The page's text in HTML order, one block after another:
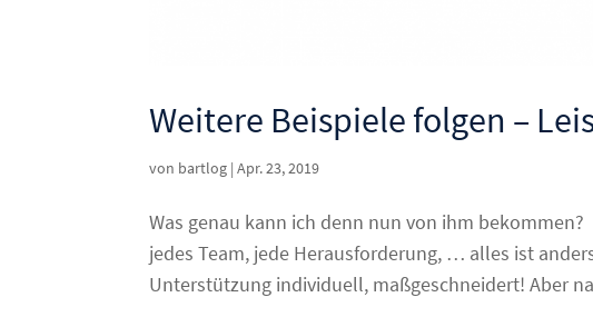
Weitere Beispiele folgen –
von bartlog |Apr. 23, 2019
Was genau kann ich denn nun von ihm
jedes Team, jede Herausforderung, … alles ist
Unterstützung individuell, maßgeschneidert! Aber